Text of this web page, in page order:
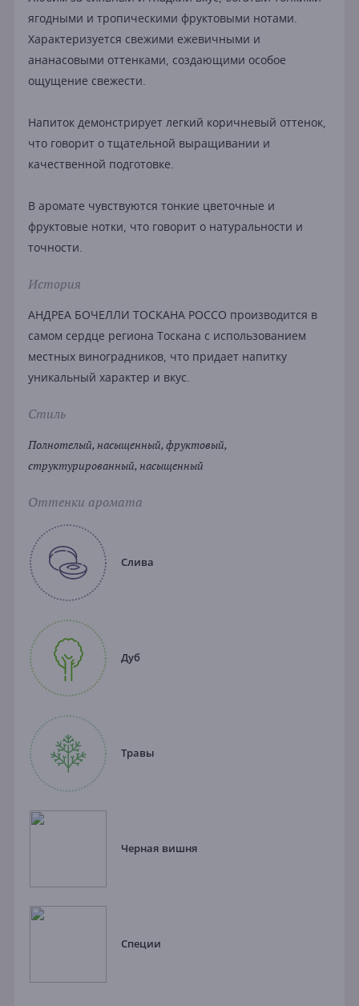
ягодными и тропическими фруктовыми нотами.
Характеризуется свежими ежевичными и
ананасовыми оттенками, создающими особое
ощущение свежести.
Напиток демонстрирует легкий коричневый оттенок,
что говорит о тщательной выращивании и
качественной подготовке.
В аромате чувствуются тонкие цветочные и
фруктовые нотки, что говорит о натуральности и
точности.
История
АНДРЕА БОЧЕЛЛИ ТОСКАНА РОССО производится в
самом сердце региона Тоскана с использованием
местных виноградников, что придает напитку
уникальный характер и вкус.
Стиль
Полнотелый, насыщенный, фруктовый,
структурированный, насыщенный
Оттенки аромата
Слива
Дуб
Травы
Черная вишня
Специи